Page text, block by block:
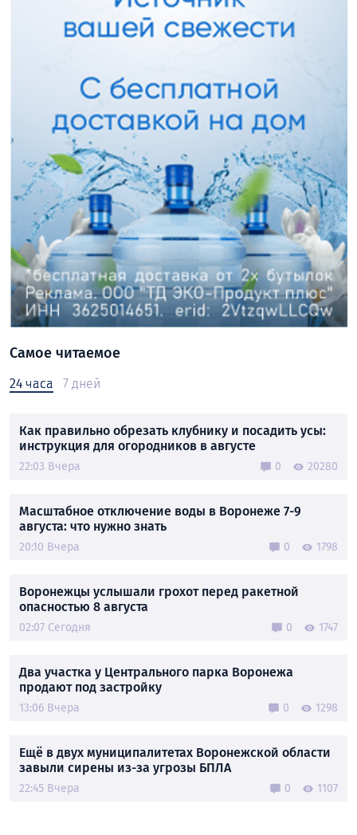
Самое читаемое
24 часа 7 дней
Как правильно обрезать клубнику и посадить усы:
инструкция для огородников в августе
22:03 Вчера 0 20280
Масштабное отключение воды в Воронеже 7-9
августа: что нужно знать
20:10 Вчера 0 1798
Воронежцы услышали грохот перед ракетной
опасностью 8 августа
02:07 Сегодня 0 1747
Два участка у Центрального парка Воронежа
продают под застройку
13:06 Вчера 0 1298
Ещё в двух муниципалитетах Воронежской области
завыли сирены из-за угрозы БПЛА
22:45 Вчера 0 1107